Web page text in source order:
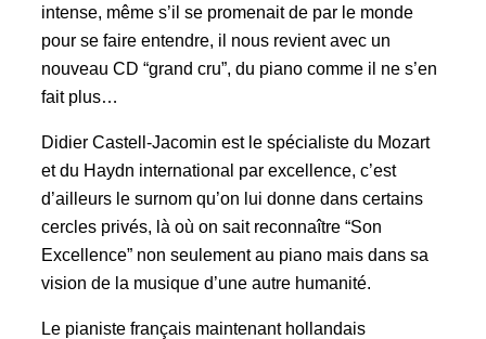
intense, même s’il se promenait de par le monde
pour se faire entendre, il nous revient avec un
nouveau CD “grand cru”, du piano comme il ne s’en
fait plus…
Didier Castell-Jacomin est le spécialiste du Mozart
et du Haydn international par excellence, c’est
d’ailleurs le surnom qu’on lui donne dans certains
cercles privés, là où on sait reconnaître “Son
Excellence” non seulement au piano mais dans sa
vision de la musique d’une autre humanité.
Le pianiste français maintenant hollandais